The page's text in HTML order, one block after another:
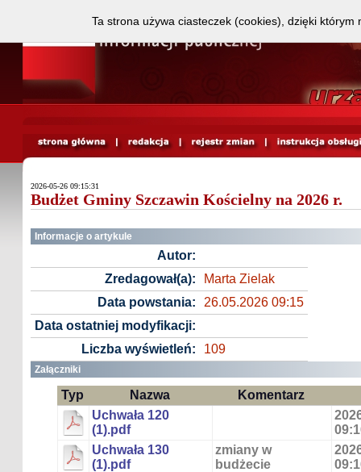
2026-05-26 09:15:31
Budżet Gminy Szczawin Kościelny na 2026 r.
Informacje o artykule
Autor:
Zredagował(a):
Marta Zielak
Data powstania:
26.05.2026 09:15
Data ostatniej modyfikacji:
Liczba wyświetleń:
109
Załączniki
Typ Nazwa
Komentarz
Uchwała 120
(1).pdf
Uchwała 130
(1).pdf
zmiany w
budżecie
Ta strona używa ciasteczek (cookies), dzięki którym